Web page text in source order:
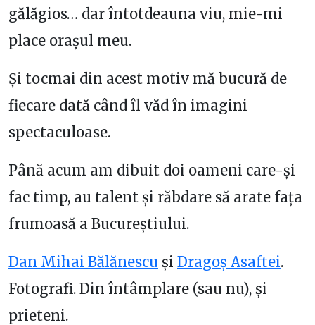
gălăgios… dar întotdeauna viu, mie-mi
place orașul meu.
Și tocmai din acest motiv mă bucură de
fiecare dată când îl văd în imagini
spectaculoase.
Până acum am dibuit doi oameni care-și
fac timp, au talent și răbdare să arate fața
frumoasă a Bucureștiului.
Dan Mihai Bălănescu și Dragoș Asaftei.
Fotografi. Din întâmplare (sau nu), și
prieteni.